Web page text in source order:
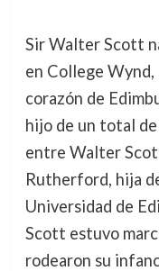
Sir Walter Scott
en College Wynd,
corazón de
hijo de un total
entre Walter
Rutherford, hija
Universidad de
Scott estuvo
rodearon su